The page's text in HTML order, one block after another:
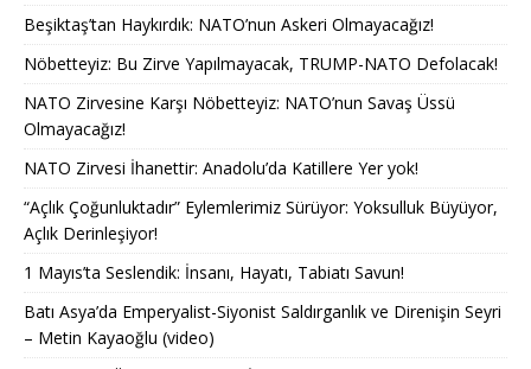
Beşiktaş’tan Haykırdık: NATO’nun Askeri Olmayacağız!
Nöbetteyiz: Bu Zirve Yapılmayacak, TRUMP-NATO Defolacak!
NATO Zirvesine Karşı Nöbetteyiz: NATO’nun Savaş Üssü
Olmayacağız!
NATO Zirvesi İhanettir: Anadolu’da Katillere Yer yok!
“Açlık Çoğunluktadır” Eylemlerimiz Sürüyor: Yoksulluk Büyüyor,
Açlık Derinleşiyor!
1 Mayıs’ta Seslendik: İnsanı, Hayatı, Tabiatı Savun!
Batı Asya’da Emperyalist-Siyonist Saldırganlık ve Direnişin Seyri
– Metin Kayaoğlu (video)